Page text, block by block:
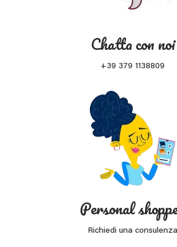
Chatta con noi
+39 379 1138809
Personal
Richiedi una consulenza